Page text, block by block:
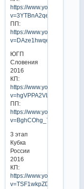
https://www.youtube.com/
v=3YTBnA2qe3c
ПП:
https://www.youtube.com/
v=DAze1hwqeb8
ЮГП
Словения
2016
КП:
https://www.youtube.com/
v=hgVPPA2VLvw
ПП:
https://www.youtube.com/
v=BghCOhg_7oE
3 этап
Кубка
России
2016
КП:
https://www.youtube.com/
v=TSF1wkpZD2U